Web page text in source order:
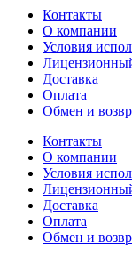
Контакты
О компании
Условия
Доставка
Оплата
Обмен и
Контакты
О компании
Условия
Доставка
Оплата
Обмен и